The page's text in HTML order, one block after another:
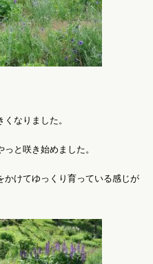
なりました。
っと咲き始めました。
かけてゆっくり育っている感じが